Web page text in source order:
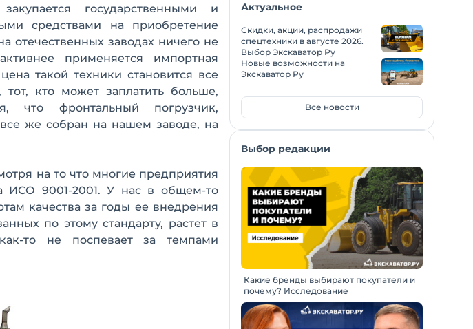
государственными и
средствами на приобретение
отечественных заводах ничего не
применяется импортная
такой техники становится все
кто может заплатить больше,
фронтальный погрузчик,
же собран на нашем заводе, на
на то что многие предприятия
ИСО 9001-2001. У нас в общем-то
качества за годы ее внедрения
по этому стандарту, растет в
то не поспевает за темпами
Актуальное
Скидки, акции, распродажи
спецтехники в августе 2026.
Выбор Экскаватор Ру
Новые возможности на
Экскаватор Ру
Все новости
Выбор редакции
Какие бренды выбирают покупатели и
почему? Исследование